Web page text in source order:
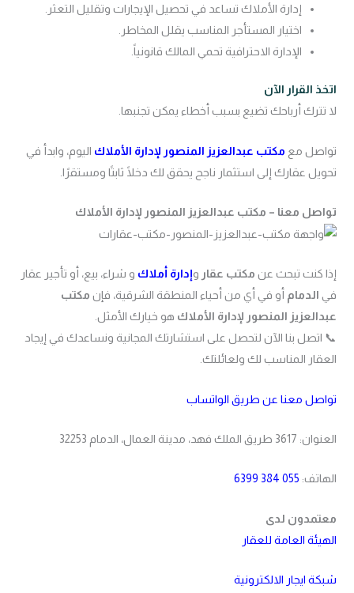
إدارة الأملاك تساعد في تحصيل الإيجارات وتقليل التعثر.
اختيار المستأجر المناسب يقلل المخاطر.
الإدارة الاحترافية تحمي المالك قانونياً.
اتخذ القرار الآن
لا تترك أرباحك تضيع بسبب أخطاء يمكن تجنبها.
تواصل مع مكتب عبدالعزيز المنصور لإدارة الأملاك اليوم، وابدأ في
تحويل عقارك إلى استثمار ناجح يحقق لك دخلًا ثابتًا ومستقرًا.
تواصل معنا – مكتب عبدالعزيز المنصور لإدارة الأملاك
إذا كنت تبحث عن مكتب عقار وإدارة أملاك و شراء، بيع، أو تأجير عقار
في الدمام أو في أي من أحياء المنطقة الشرقية، فإن مكتب
عبدالعزيز المنصور لإدارة الأملاك هو خيارك الأمثل.
📞 اتصل بنا الآن لتحصل على استشارتك المجانية ونساعدك في إيجاد
العقار المناسب لك ولعائلتك.
تواصل معنا عن طريق الواتساب
العنوان: 3617 طريق الملك فهد، مدينة العمال، الدمام 32253
الهاتف: 055 384 6399
معتمدون لدى
الهيئة العامة للعقار
شبكة ايجار الالكترونية